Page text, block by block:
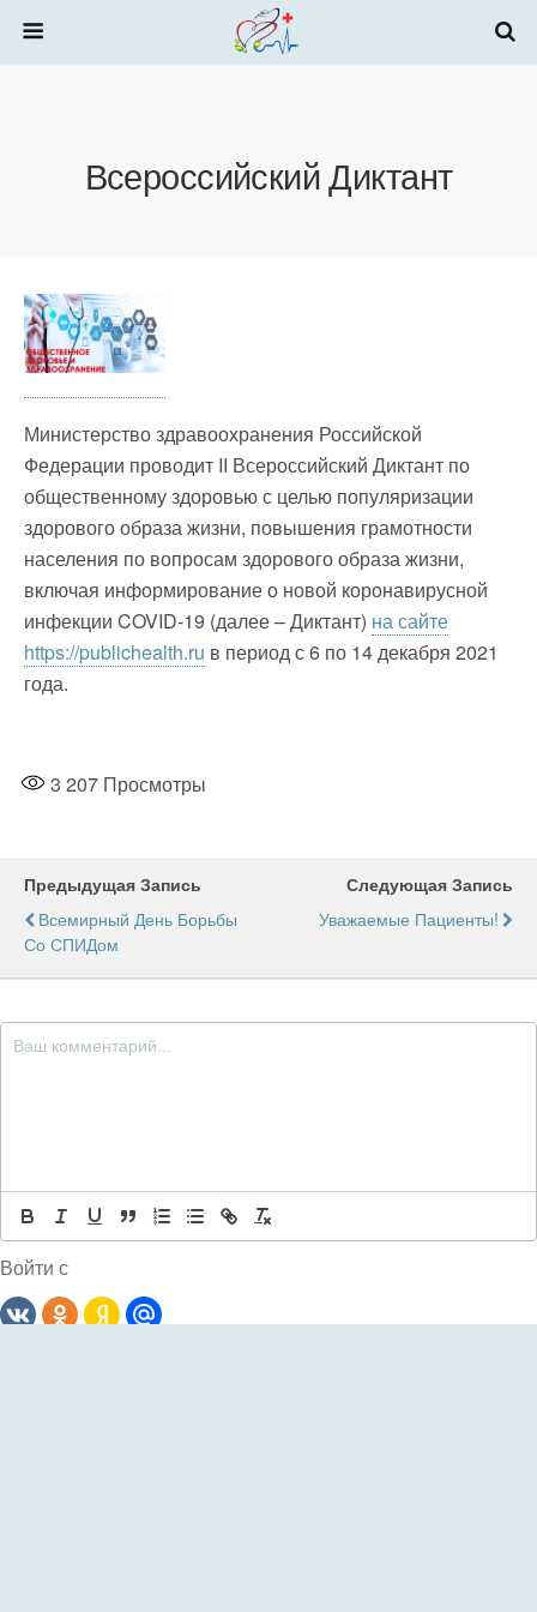
Всероссийский Диктант
Министерство здравоохранения Российской
Федерации проводит II Всероссийский Диктант по
общественному здоровью с целью популяризации
здорового образа жизни, повышения грамотности
населения по вопросам здорового образа жизни,
включая информирование о новой коронавирусной
инфекции COVID-19 (далее – Диктант) на сайте
https://publichealth.ru в период с 6 по 14 декабря 2021
года.
3 207 Просмотры
Предыдущая Запись
Всемирный День Борьбы
Со СПИДом
Следующая Запись
Уважаемые Пациенты!
Войти с